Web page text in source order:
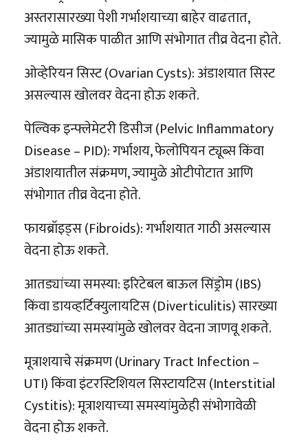
अस्तरासारख्या पेशी गर्भाशयाच्या बाहेर वाढतात,
ज्यामुळे मासिक पाळीत आणि संभोगात तीव्र वेदना होते.
ओव्हेरियन सिस्ट (Ovarian Cysts): अंडाशयात सिस्ट
असल्यास खोलवर वेदना होऊ शकते.
पेल्विक इन्फ्लेमेटरी डिसीज (Pelvic Inflammatory
Disease – PID): गर्भाशय, फेलोपियन ट्यूब्स किंवा
अंडाशयातील संक्रमण, ज्यामुळे ओटीपोटात आणि
संभोगात तीव्र वेदना होते.
फायब्रॉइड्स (Fibroids): गर्भाशयात गाठी असल्यास
वेदना होऊ शकते.
आतड्यांच्या समस्या: इरिटेबल बाऊल सिंड्रोम (IBS)
किंवा डायव्हर्टिक्युलायटिस (Diverticulitis) सारख्या
आतड्यांच्या समस्यांमुळे खोलवर वेदना जाणवू शकते.
मूत्राशयाचे संक्रमण (Urinary Tract Infection –
UTI) किंवा इंटरस्टिशियल सिस्टायटिस (Interstitial
Cystitis): मूत्राशयाच्या समस्यांमुळेही संभोगावेळी
वेदना होऊ शकते.